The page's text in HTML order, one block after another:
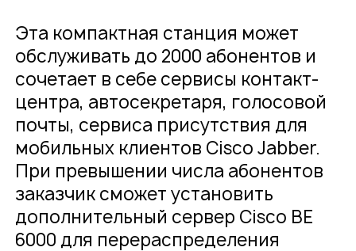
Эта компактная станция может
обслуживать до 2000 абонентов и
сочетает в себе сервисы контакт-
центра, автосекретаря, голосовой
почты, сервиса присутствия для
мобильных клиентов Cisco Jabber.
При превышении числа абонентов
заказчик сможет установить
дополнительный сервер Cisco BE
6000 для перераспределения